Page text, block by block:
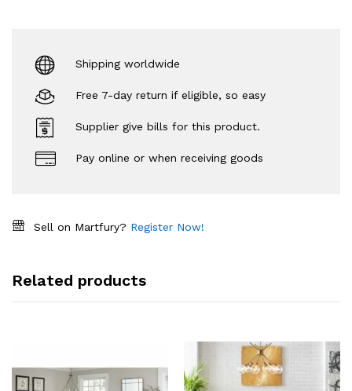
Shipping worldwide
Free 7-day return if eligible, so easy
Supplier give bills for this product.
Pay online or when receiving goods
Sell on Martfury? Register Now!
Related products